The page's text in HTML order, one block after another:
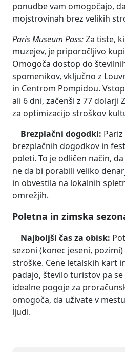
ponudbe vam omogočajo,
mojstrovinah brez velikih
Paris Museum Pass:Za tiste,
muzejev, je priporočljivo
Omogoča dostop do
spomenikov, vključno z
in Centrom Pompidou.
ali 6 dni, začenši z 77 dolarji
za optimizacijo stroškov
Brezplačni dogodki:
brezplačnih dogodkov in
poleti. To je odličen način,
ne da bi porabili veliko
in obvestila na lokalnih
omrežjih.
Poletna in zimska
Najboljši čas za obisk:
sezoni (konec jeseni,
stroške. Cene letalskih kart
padajo, število turistov pa
idealne pogoje za
omogoča, da uživate v
ljudi.